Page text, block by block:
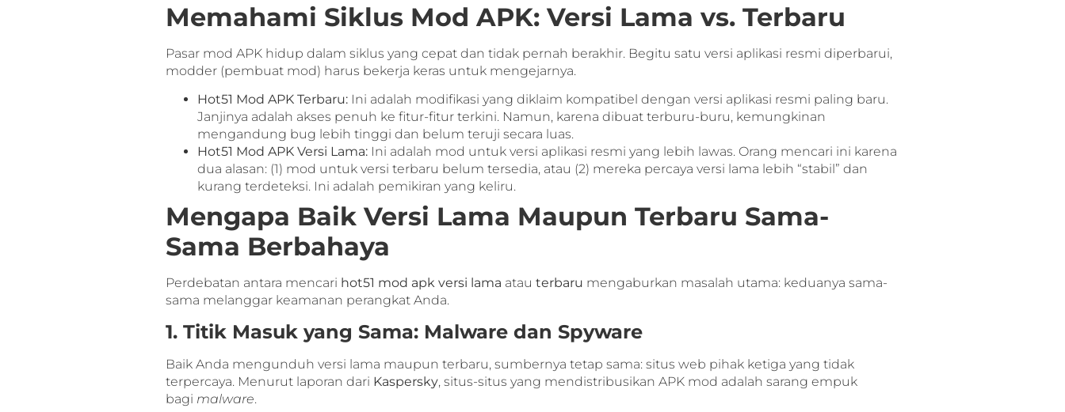
Memahami Siklus Mod APK: Versi Lama vs. Terbaru
Pasar mod APK hidup dalam siklus yang cepat dan tidak pernah berakhir. Begitu satu versi aplikasi resmi diperbarui,
modder (pembuat mod) harus bekerja keras untuk mengejarnya.
Hot51 Mod APK Terbaru:Ini adalah modifikasi yang diklaim kompatibel dengan versi aplikasi resmi paling baru.
Janjinya adalah akses penuh ke fitur-fitur terkini. Namun, karena dibuat terburu-buru, kemungkinan
mengandung bug lebih tinggi dan belum teruji secara luas.
Hot51 Mod APK Versi Lama:Ini adalah mod untuk versi aplikasi resmi yang lebih lawas. Orang mencari ini karena
dua alasan: (1) mod untuk versi terbaru belum tersedia, atau (2) mereka percaya versi lama lebih “stabil” dan
kurang terdeteksi. Ini adalah pemikiran yang keliru.
Mengapa Baik Versi Lama Maupun Terbaru Sama-
Sama Berbahaya
Perdebatan antara mencari hot51 mod apk versi lama atau terbaru mengaburkan masalah utama: keduanya sama-
sama melanggar keamanan perangkat Anda.
1. Titik Masuk yang Sama: Malware dan Spyware
Baik Anda mengunduh versi lama maupun terbaru, sumbernya tetap sama: situs web pihak ketiga yang tidak
terpercaya. Menurut laporan dari Kaspersky, situs-situs yang mendistribusikan APK mod adalah sarang empuk
bagi malware.